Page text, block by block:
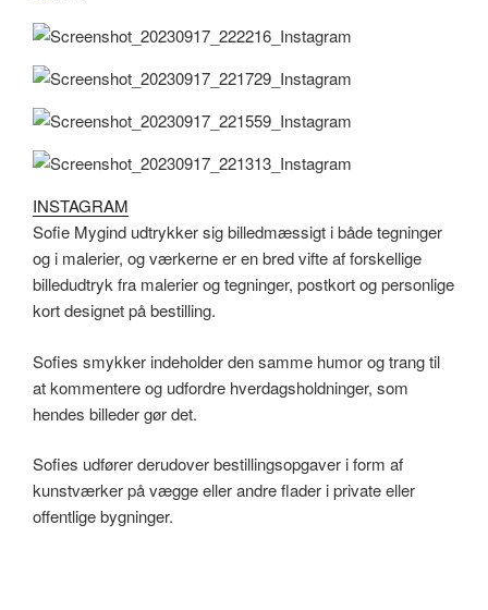
INSTAGRAM
Sofie Mygind udtrykker sig billedmæssigt i både tegninger
og i malerier, og værkerne er en bred vifte af forskellige
billedudtryk fra malerier og tegninger, postkort og personlige
kort designet på bestilling.
Sofies smykker indeholder den samme humor og trang til
at kommentere og udfordre hverdagsholdninger, som
hendes billeder gør det.
Sofies udfører derudover bestillingsopgaver i form af
kunstværker på vægge eller andre flader i private eller
offentlige bygninger.